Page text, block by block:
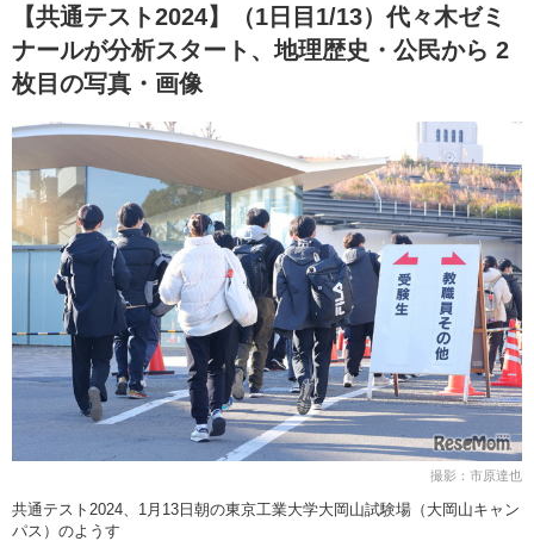
【共通テスト2024】（1日目1/13）代々木ゼミ
ナールが分析スタート、地理歴史・公民から 2
枚目の写真・画像
撮影：市原達也
共通テスト2024、1月13日朝の東京工業大学大岡山試験場（大岡山キャン
パス）のようす